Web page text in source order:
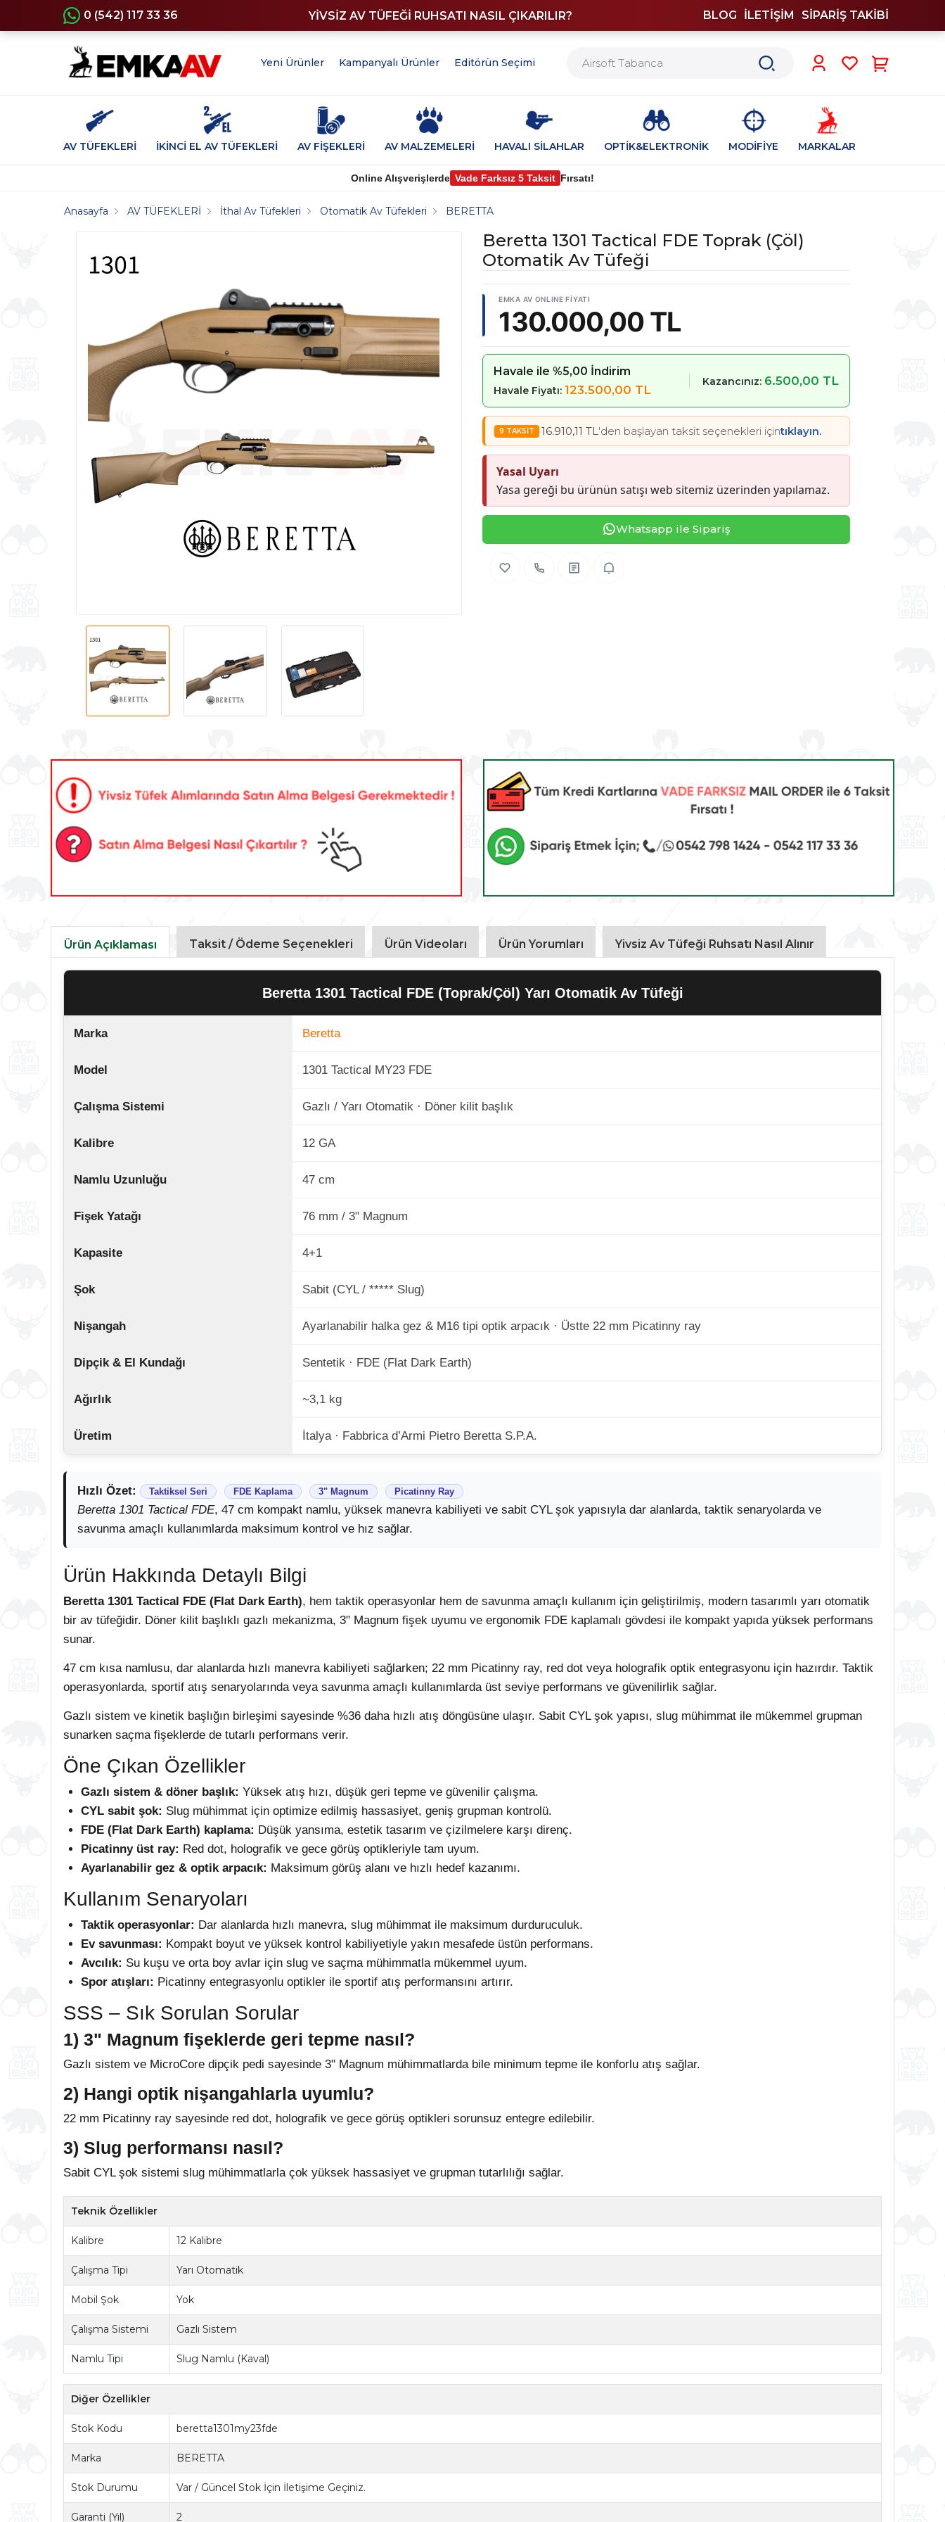
0 (542) 117 33 36 YİVSİZ AV TÜFEĞİ RUHSATI NASIL ÇIKARILIR? BLOG İLETİŞİM SİPARİŞ TAKİBİ
Yeni Ürünler Kampanyalı Ürünler Editörün Seçimi
AV TÜFEKLERİ İKİNCİ EL AV TÜFEKLERİ AV FİŞEKLERİ AV MALZEMELERİ HAVALI SİLAHLAR OPTİK&ELEKTRONİK MODİFİYE MARKALAR
Online Alışverişlerde Vade Farksız 5 Taksit Fırsatı!
Anasayfa AV TÜFEKLERİ İthal Av Tüfekleri Otomatik Av Tüfekleri BERETTA
Beretta 1301 Tactical FDE Toprak (Çöl)
Otomatik Av Tüfeği
130.000,00 TL
Havale ile %5,00 İndirim
Havale Fiyatı: 123.500,00 TL
Kazancınız: 6.500,00 TL
16.910,11 TL'den başlayan taksit seçenekleri içintıklayın.
Yasal Uyarı
Yasa gereği bu ürünün satışı web sitemiz üzerinden yapılamaz.
Whatsapp ile Sipariş
Ürün Açıklaması Taksit / Ödeme Seçenekleri Ürün Videoları Ürün Yorumları Yivsiz Av Tüfeği Ruhsatı Nasıl Alınır
Beretta 1301 Tactical FDE (Toprak/Çöl) Yarı Otomatik Av Tüfeği
Marka Beretta
Model 1301 Tactical MY23 FDE
Çalışma Sistemi Gazlı / Yarı Otomatik · Döner kilit başlık
Kalibre 12 GA
Namlu Uzunluğu 47 cm
Fişek Yatağı 76 mm / 3" Magnum
Kapasite 4+1
Şok Sabit (CYL / ***** Slug)
Nişangah Ayarlanabilir halka gez & M16 tipi optik arpacık · Üstte 22 mm Picatinny ray
Dipçik & El Kundağı Sentetik · FDE (Flat Dark Earth)
Ağırlık ~3,1 kg
Üretim İtalya · Fabbrica d’Armi Pietro Beretta S.P.A.
Hızlı Özet: Taktiksel Seri FDE Kaplama 3" Magnum Picatinny Ray
Beretta 1301 Tactical FDE, 47 cm kompakt namlu, yüksek manevra kabiliyeti ve sabit CYL şok yapısıyla dar alanlarda, taktik senaryolarda ve
savunma amaçlı kullanımlarda maksimum kontrol ve hız sağlar.
Ürün Hakkında Detaylı Bilgi
Beretta 1301 Tactical FDE (Flat Dark Earth), hem taktik operasyonlar hem de savunma amaçlı kullanım için geliştirilmiş, modern tasarımlı yarı otomatik
bir av tüfeğidir. Döner kilit başlıklı gazlı mekanizma, 3" Magnum fişek uyumu ve ergonomik FDE kaplamalı gövdesi ile kompakt yapıda yüksek performans
sunar.
47 cm kısa namlusu, dar alanlarda hızlı manevra kabiliyeti sağlarken; 22 mm Picatinny ray, red dot veya holografik optik entegrasyonu için hazırdır. Taktik
operasyonlarda, sportif atış senaryolarında veya savunma amaçlı kullanımlarda üst seviye performans ve güvenilirlik sağlar.
Gazlı sistem ve kinetik başlığın birleşimi sayesinde %36 daha hızlı atış döngüsüne ulaşır. Sabit CYL şok yapısı, slug mühimmat ile mükemmel grupman
sunarken saçma fişeklerde de tutarlı performans verir.
Öne Çıkan Özellikler
Gazlı sistem & döner başlık: Yüksek atış hızı, düşük geri tepme ve güvenilir çalışma.
CYL sabit şok: Slug mühimmat için optimize edilmiş hassasiyet, geniş grupman kontrolü.
FDE (Flat Dark Earth) kaplama: Düşük yansıma, estetik tasarım ve çizilmelere karşı direnç.
Picatinny üst ray: Red dot, holografik ve gece görüş optikleriyle tam uyum.
Ayarlanabilir gez & optik arpacık: Maksimum görüş alanı ve hızlı hedef kazanımı.
Kullanım Senaryoları
Taktik operasyonlar: Dar alanlarda hızlı manevra, slug mühimmat ile maksimum durduruculuk.
Ev savunması: Kompakt boyut ve yüksek kontrol kabiliyetiyle yakın mesafede üstün performans.
Avcılık: Su kuşu ve orta boy avlar için slug ve saçma mühimmatla mükemmel uyum.
Spor atışları: Picatinny entegrasyonlu optikler ile sportif atış performansını artırır.
SSS – Sık Sorulan Sorular
1) 3" Magnum fişeklerde geri tepme nasıl?
Gazlı sistem ve MicroCore dipçik pedi sayesinde 3" Magnum mühimmatlarda bile minimum tepme ile konforlu atış sağlar.
2) Hangi optik nişangahlarla uyumlu?
22 mm Picatinny ray sayesinde red dot, holografik ve gece görüş optikleri sorunsuz entegre edilebilir.
3) Slug performansı nasıl?
Sabit CYL şok sistemi slug mühimmatlarla çok yüksek hassasiyet ve grupman tutarlılığı sağlar.
Teknik Özellikler
Kalibre 12 Kalibre
Çalışma Tipi Yarı Otomatik
Mobil Şok Yok
Çalışma Sistemi Gazlı Sistem
Namlu Tipi Slug Namlu (Kaval)
Diğer Özellikler
Stok Kodu beretta1301my23fde
Marka BERETTA
Stok Durumu Var / Güncel Stok İçin İletişime Geçiniz.
Garanti (Yıl) 2